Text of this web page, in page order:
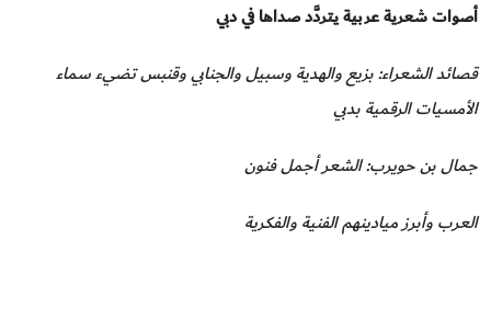
أصوات شعرية عربية يتردَّد صداها في دبي
قصائد الشعراء: بزيع والهدية وسبيل والجنابي وقنبس تضيء سماء
الأمسيات الرقمية بدبي
جمال بن حويرب: الشعر أجمل فنون
العرب وأبرز ميادينهم الفنية والفكرية